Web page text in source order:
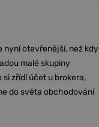
otevřenější, než kdy
malé skupiny
zřídí účet u brokera,
do světa obchodování